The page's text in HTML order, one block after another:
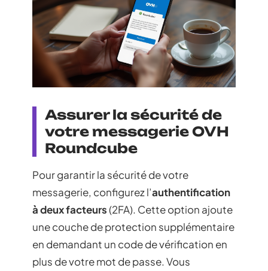
Assurer la sécurité de
votre messagerie OVH
Roundcube
Pour garantir la sécurité de votre
messagerie, configurez l’authentification
à deux facteurs(2FA). Cette option ajoute
une couche de protection supplémentaire
en demandant un code de vérification en
plus de votre mot de passe. Vous